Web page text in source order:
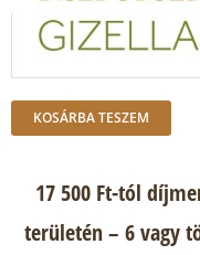
KOSÁRBA TESZEM
17 500 Ft-tól
területén – 6 vagy